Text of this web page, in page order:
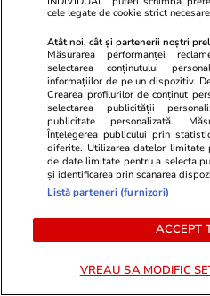
TRENDING
Politică
Ilie Bolojan, după
de la Cernavodă:
energie seara”
Diana Buzoianu acuză
intre în audiență la
cele legate de cookie strict
Atât noi, cât și partenerii noștri
Măsurarea performanței
selectarea conținutului
informațiilor de pe un dispozitiv.
Crearea profilurilor de conținut
selectarea publicității
publicitate personalizată.
Înțelegerea publicului prin
diferite. Utilizarea datelor limitate
de date limitate pentru a selecta
și identificarea prin scanarea
Listă parteneri (furnizori)
ACCEPT
VREAU SA MODIFIC